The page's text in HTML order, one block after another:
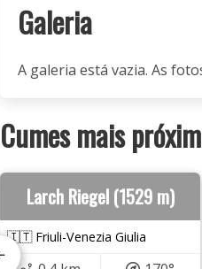
Galeria
A galeria está vazia. As
Cumes mais
Larch Riegel (1529 m)
🇮🇹 Friuli-Venezia Giulia